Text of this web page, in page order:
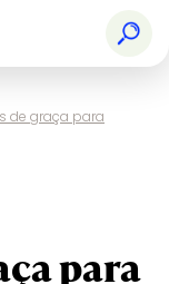
de graça para
para